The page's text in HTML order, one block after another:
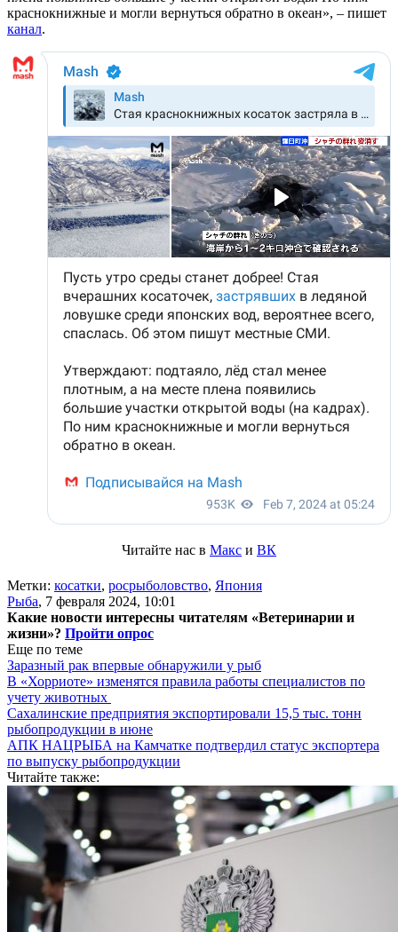
краснокнижные и могли вернуться обратно в океан», – пишет
канал.
Читайте нас в Макс и ВК
Метки: косатки, росрыболовство, Япония
Рыба, 7 февраля 2024, 10:01
Какие новости интересны читателям «Ветеринарии и
жизни»? Пройти опрос
Еще по теме
Заразный рак впервые обнаружили у рыб
В «Хорриоте» изменятся правила работы специалистов по
учету животных
Сахалинские предприятия экспортировали 15,5 тыс. тонн
рыбопродукции в июне
АПК НАЦРЫБА на Камчатке подтвердил статус экспортера
по выпуску рыбопродукции
Читайте также: